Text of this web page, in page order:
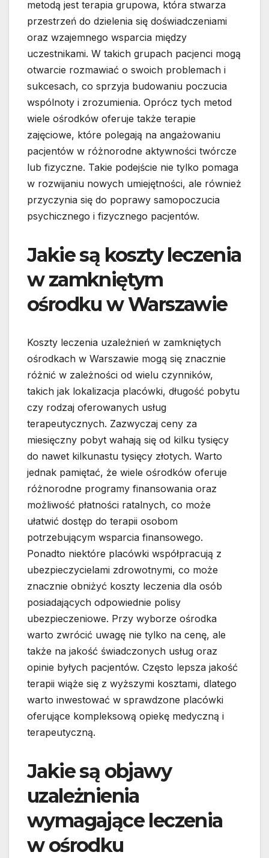
metodą jest terapia grupowa, która stwarza
przestrzeń do dzielenia się doświadczeniami
oraz wzajemnego wsparcia między
uczestnikami. W takich grupach pacjenci mogą
otwarcie rozmawiać o swoich problemach i
sukcesach, co sprzyja budowaniu poczucia
wspólnoty i zrozumienia. Oprócz tych metod
wiele ośrodków oferuje także terapie
zajęciowe, które polegają na angażowaniu
pacjentów w różnorodne aktywności twórcze
lub fizyczne. Takie podejście nie tylko pomaga
w rozwijaniu nowych umiejętności, ale również
przyczynia się do poprawy samopoczucia
psychicznego i fizycznego pacjentów.
Jakie są koszty leczenia
w zamkniętym
ośrodku w Warszawie
Koszty leczenia uzależnień w zamkniętych
ośrodkach w Warszawie mogą się znacznie
różnić w zależności od wielu czynników,
takich jak lokalizacja placówki, długość pobytu
czy rodzaj oferowanych usług
terapeutycznych. Zazwyczaj ceny za
miesięczny pobyt wahają się od kilku tysięcy
do nawet kilkunastu tysięcy złotych. Warto
jednak pamiętać, że wiele ośrodków oferuje
różnorodne programy finansowania oraz
możliwość płatności ratalnych, co może
ułatwić dostęp do terapii osobom
potrzebującym wsparcia finansowego.
Ponadto niektóre placówki współpracują z
ubezpieczycielami zdrowotnymi, co może
znacznie obniżyć koszty leczenia dla osób
posiadających odpowiednie polisy
ubezpieczeniowe. Przy wyborze ośrodka
warto zwrócić uwagę nie tylko na cenę, ale
także na jakość świadczonych usług oraz
opinie byłych pacjentów. Często lepsza jakość
terapii wiąże się z wyższymi kosztami, dlatego
warto inwestować w sprawdzone placówki
oferujące kompleksową opiekę medyczną i
terapeutyczną.
Jakie są objawy
uzależnienia
wymagające leczenia
w ośrodku